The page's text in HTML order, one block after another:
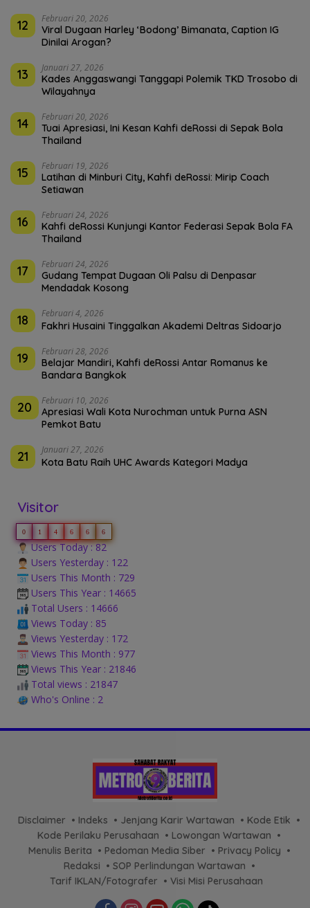
12 Februari 20, 2026
Viral Dugaan Harley ‘Bodong’ Bimanata, Caption IG
Dinilai Arogan?
13 Januari 27, 2026
Kades Anggaswangi Tanggapi Polemik TKD Trosobo di
Wilayahnya
14 Februari 20, 2026
Tuai Apresiasi, Ini Kesan Kahfi deRossi di Sepak Bola
Thailand
15 Februari 19, 2026
Latihan di Minburi City, Kahfi deRossi: Mirip Coach
Setiawan
16 Februari 24, 2026
Kahfi deRossi Kunjungi Kantor Federasi Sepak Bola FA
Thailand
17 Februari 24, 2026
Gudang Tempat Dugaan Oli Palsu di Denpasar
Mendadak Kosong
18 Februari 4, 2026
Fakhri Husaini Tinggalkan Akademi Deltras Sidoarjo
19 Februari 28, 2026
Belajar Mandiri, Kahfi deRossi Antar Romanus ke
Bandara Bangkok
20 Februari 10, 2026
Apresiasi Wali Kota Nurochman untuk Purna ASN
Pemkot Batu
21 Januari 27, 2026
Kota Batu Raih UHC Awards Kategori Madya
Visitor
0 1 4 6 6 6
Users Today : 82
Users Yesterday : 122
Users This Month : 729
Users This Year : 14665
Total Users : 14666
Views Today : 85
Views Yesterday : 172
Views This Month : 977
Views This Year : 21846
Total views : 21847
Who's Online : 2
Disclaimer Indeks Jenjang Karir Wartawan
Kode Etik
Kode Perilaku Perusahaan
Lowongan Wartawan
Menulis Berita
Pedoman Media Siber
Privacy Policy
Redaksi
SOP Perlindungan Wartawan
Tarif IKLAN/Fotografer
Visi Misi Perusahaan